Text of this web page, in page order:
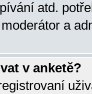
atd.
a
v anketě?